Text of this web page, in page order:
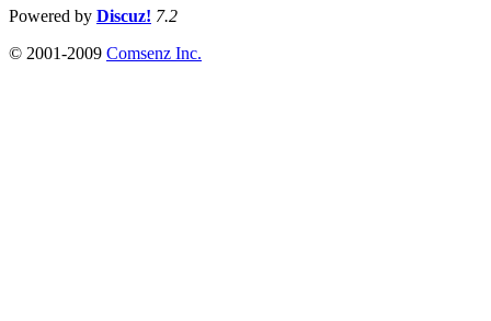
Powered by Discuz! 7.2
© 2001-2009 Comsenz Inc.